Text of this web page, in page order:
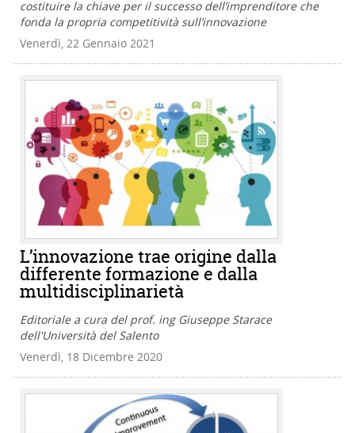
costituire la chiave per il successo dell’imprenditore che
fonda la propria competitività sull’innovazione
Venerdì, 22 Gennaio 2021
L’innovazione trae origine dalla
differente formazione e dalla
multidisciplinarietà
Editoriale a cura del prof. ing Giuseppe Starace
dell'Università del Salento
Venerdì, 18 Dicembre 2020